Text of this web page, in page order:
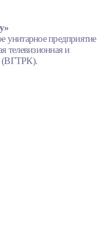
унитарное предприятие
телевизионная и
(ВГТРК).